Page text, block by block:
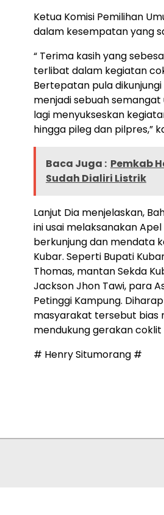
Ketua Komisi Pemilihan
dalam kesempatan yang
“ Terima kasih yang
terlibat dalam kegiatan
Bertepatan pula dikunjungi
menjadi sebuah
lagi menyukseskan
hingga pileg dan pilpres,”
Baca Juga : Pemkab
Sudah Dialiri Listrik
Lanjut Dia menjelaskan,
ini usai melaksanakan
berkunjung dan mendata
Kubar. Seperti Bupati
Thomas, mantan Sekda
Jackson Jhon Tawi, para
Petinggi Kampung.
masyarakat tersebut bias
mendukung gerakan coklit
# Henry Situmorang #